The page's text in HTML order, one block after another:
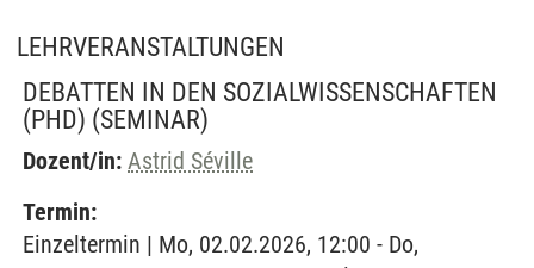
LEHRVERANSTALTUNGEN
DEBATTEN IN DEN SOZIALWISSENSCHAFTEN
(PHD) (SEMINAR)
Dozent/in: Astrid Séville
Termin:
Einzeltermin | Mo, 02.02.2026, 12:00 - Do,